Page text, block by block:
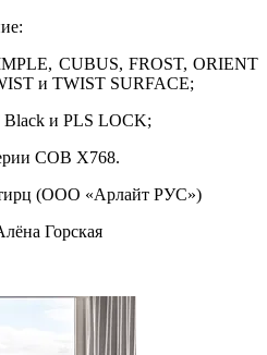
CUBUS, FROST, ORIENT
и TWIST SURFACE;
и PLS LOCK;
COB X768.
(ООО «Арлайт РУС»)
Горская